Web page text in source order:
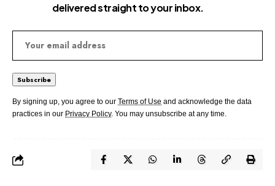
delivered straight to your inbox.
By signing up, you agree to our Terms of Use and acknowledge the data
practices in our Privacy Policy. You may unsubscribe at any time.